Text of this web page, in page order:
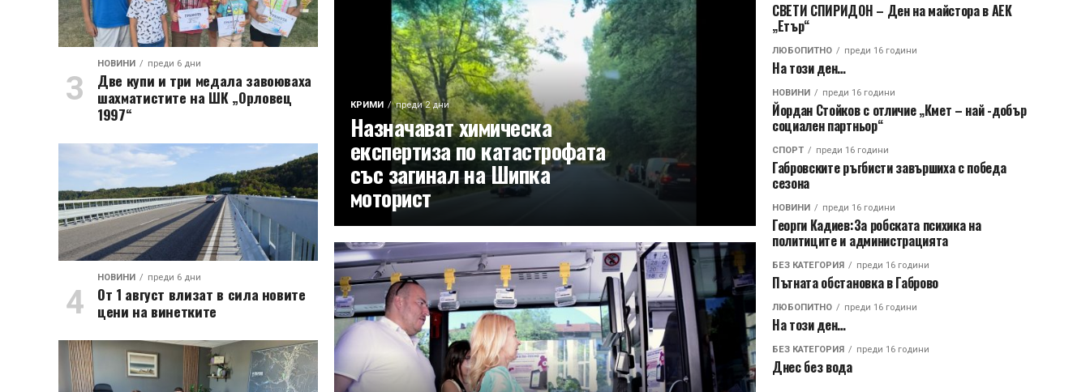
КРИМИ преди 2 дни
Назначават химическа
експертиза по катастрофата
със загинал на Шипка
моторист
НОВИНИ преди 6 дни
Две купи и три медала завоюваха
шахматистите на ШК „Орловец
1997“
НОВИНИ преди 6 дни
От 1 август влизат в сила новите
цени на винетките
СВЕТИ СПИРИДОН – Ден на майстора в АЕК
„Етър“
ЛЮБОПИТНО преди 16 години
На този ден…
НОВИНИ преди 16 години
Йордан Стойков с отличие „Кмет – най -добър
социален партньор“
СПОРТ преди 16 години
Габровските ръгбисти завършиха с победа
сезона
НОВИНИ преди 16 години
Георги Кадиев:За робската психика на
политиците и администрацията
БЕЗ КАТЕГОРИЯ преди 16 години
Пътната обстановка в Габрово
ЛЮБОПИТНО преди 16 години
На този ден…
БЕЗ КАТЕГОРИЯ преди 16 години
Днес без вода